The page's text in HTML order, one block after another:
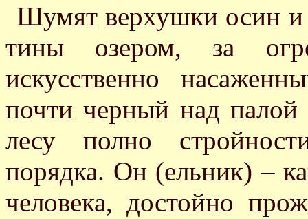
Шумят верхушки осин и
тины озером, за
искусственно
почти черный над палой
лесу полно
порядка. Он (ельник) –
человека, достойно